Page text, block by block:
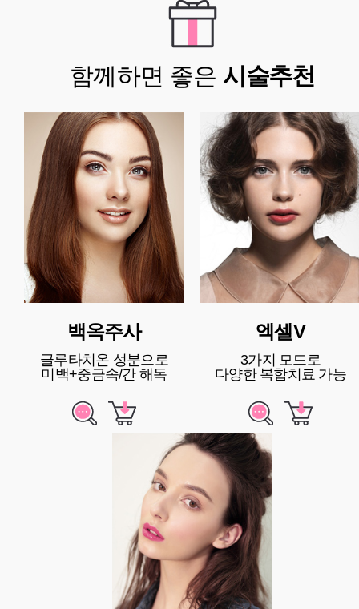
함께하면 좋은 시술추천
백옥주사
글루타치온 성분으로
미백+중금속/간 해독
엑셀V
3가지 모드로
다양한 복합치료 가능